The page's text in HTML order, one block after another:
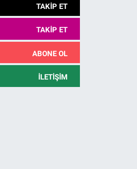
TAKIP ET
TAKIP ET
ABONE OL
İLETIŞIM